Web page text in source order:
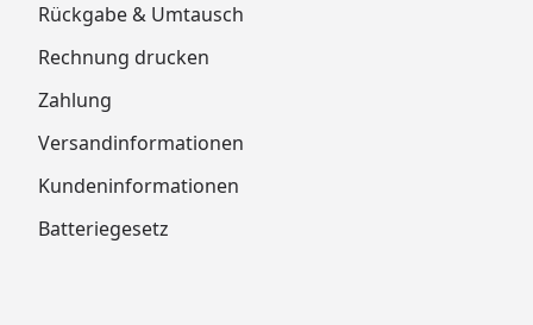
Rückgabe & Umtausch
Rechnung drucken
Zahlung
Versandinformationen
Kundeninformationen
Batteriegesetz